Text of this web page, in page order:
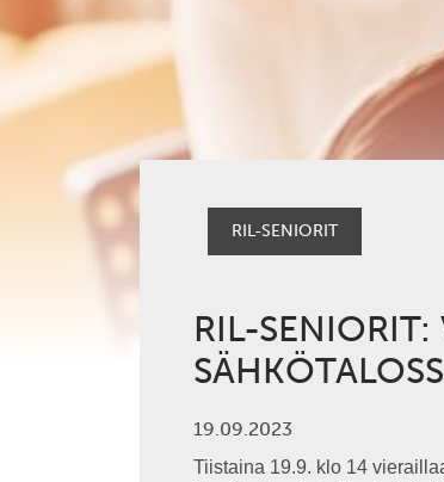
RIL-SENIORIT
RIL-
19.09.2023
Tiistaina 19.9. klo 14